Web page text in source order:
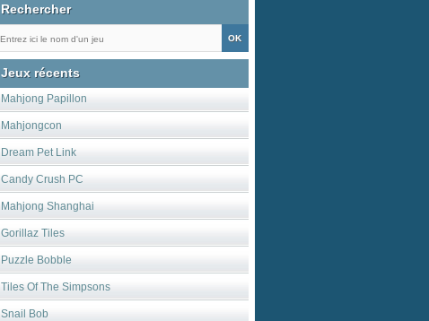
Rechercher
Jeux récents
Mahjong Papillon
Mahjongcon
Dream Pet Link
Candy Crush PC
Mahjong Shanghai
Gorillaz Tiles
Puzzle Bobble
Tiles Of The Simpsons
Snail Bob